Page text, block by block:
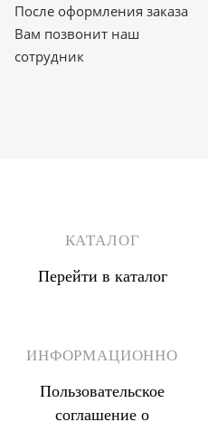
После оформления заказа
Вам позвонит наш
сотрудник
КАТАЛОГ
Перейти в каталог
ИНФОРМАЦИОННО
Пользовательское
соглашение о